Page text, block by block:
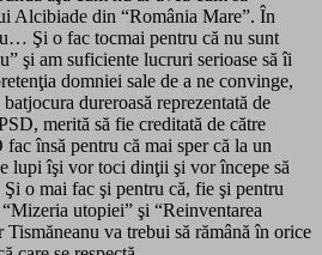
Alcibiade din “România Mare”. În
Şi o fac tocmai pentru că nu sunt
şi am suficiente lucruri serioase să îi
domniei sale de a ne convinge,
dureroasă reprezentată de
merită să fie creditată de către
însă pentru că mai sper că la un
lupi îşi vor toci dinţii şi vor începe să
o mai fac şi pentru că, fie şi pentru
utopiei” şi “Reinventarea
va trebui să rămână în orice